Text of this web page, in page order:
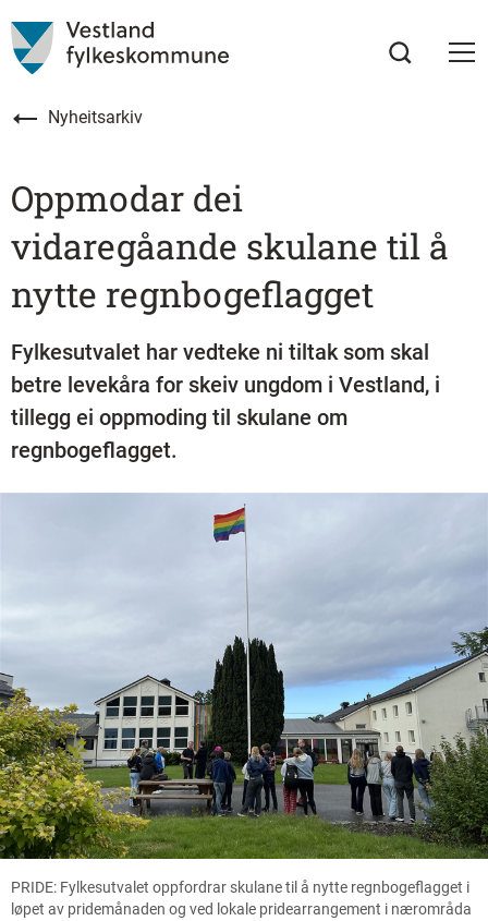
Nyheitsarkiv
Oppmodar dei
vidaregåande skulane til å
nytte regnbogeflagget
Fylkesutvalet har vedteke ni tiltak som skal
betre levekåra for skeiv ungdom i Vestland, i
tillegg ei oppmoding til skulane om
regnbogeflagget.
PRIDE: Fylkesutvalet oppfordrar skulane til å nytte regnbogeflagget i
løpet av pridemånaden og ved lokale pridearrangement i nærområda